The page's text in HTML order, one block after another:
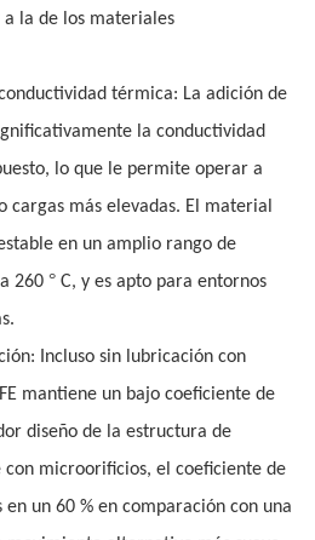
a la de los materiales
térmica: La adición de
la conductividad
lo que le permite operar a
cargas más elevadas. El material
en un amplio rango de
260 ° C, y es apto para entornos
Incluso sin lubricación con
mantiene un bajo coeficiente de
diseño de la estructura de
microorificios, el coeficiente de
un 60 % en comparación con una